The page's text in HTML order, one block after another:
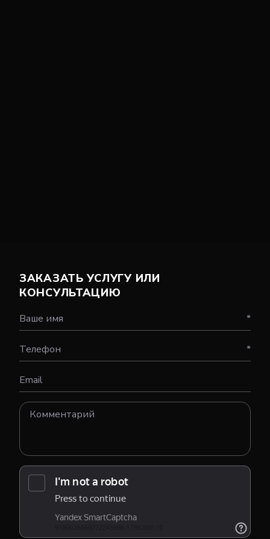
ЗАКАЗАТЬ УСЛУГУ ИЛИ
КОНСУЛЬТАЦИЮ
Ваше имя *
Телефон *
Email